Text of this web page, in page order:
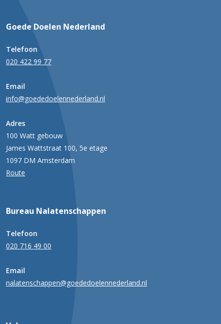
Goede Doelen Nederland
Telefoon
020 422 99 77
Email
info@goededoelennederland.nl
Adres
100 Watt gebouw
James Wattstraat 100, 5e etage
1097 DM Amsterdam
Route
Bureau Nalatenschappen
Telefoon
020 716 49 00
Email
nalatenschappen@goededoelennederland.nl